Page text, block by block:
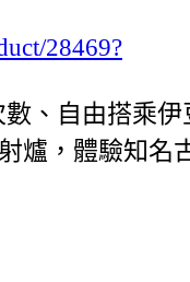
28469?
、自由搭乘
爐，體驗知名